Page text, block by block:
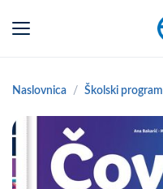
Naslovnica Školski program